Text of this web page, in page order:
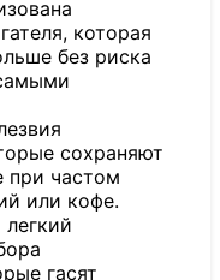
которая
без риска
сохраняют
при частом
или кофе.
гасят